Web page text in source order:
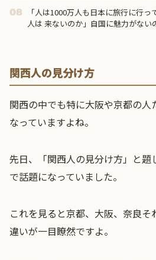
08
「人は1000万人も日本に旅行に行
人は 来ないのか」自国に魅力がな
関西人の見分け方
関西の中でも特に大阪や京都の人
なっていますよね。
先日、「関西人の見分け方」と題
で話題になっていました。
これを見ると京都、大阪、奈良
違いが一目瞭然ですよ。